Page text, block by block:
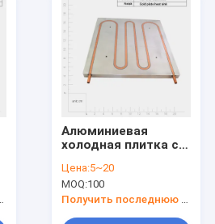
Алюминиевая
холодная плитка с
теплоотводом для
оптимизированной
теплопередачи
Цена:5~20
MOQ:100